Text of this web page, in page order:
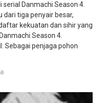
Danmachi Season 4.
dari tiga penyair besar,
kekuatan dan sihir yang
Season 4.
Sebagai penjaga pohon